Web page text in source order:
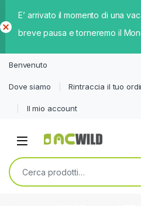
E’ arrivato il momento di una
breve pausa e torneremo il
iud
Benvenuto
Dove siamo Rintraccia il tuo
Il mio account
Cerca: